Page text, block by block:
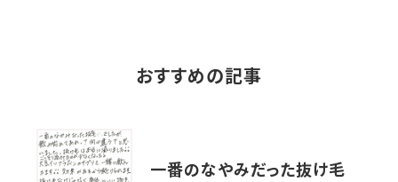
おすすめの記事
一番のなやみだった抜け毛